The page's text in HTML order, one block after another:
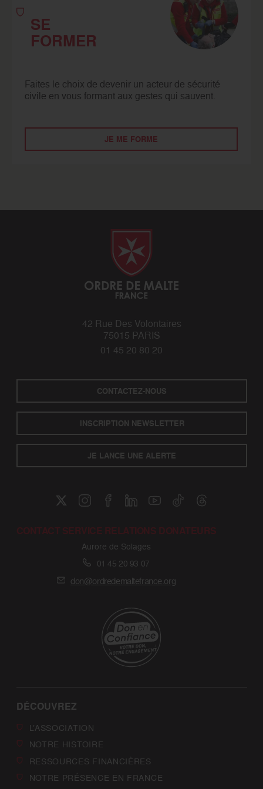
SE
FORMER
Faites le choix de devenir un acteur de sécurité
civile en vous formant aux gestes qui sauvent.
JE ME FORME
42 Rue Des Volontaires
75015 PARIS
01 45 20 80 20
CONTACTEZ-NOUS
INSCRIPTION NEWSLETTER
JE LANCE UNE ALERTE
CONTACT SERVICE RELATIONS DONATEURS
Aurore de Solages
01 45 20 93 07
don@ordredemaltefrance.org
DÉCOUVREZ
L’ASSOCIATION
NOTRE HISTOIRE
RESSOURCES FINANCIÈRES
NOTRE PRÉSENCE EN FRANCE